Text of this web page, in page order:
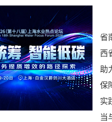
省
西
助
保
实
当